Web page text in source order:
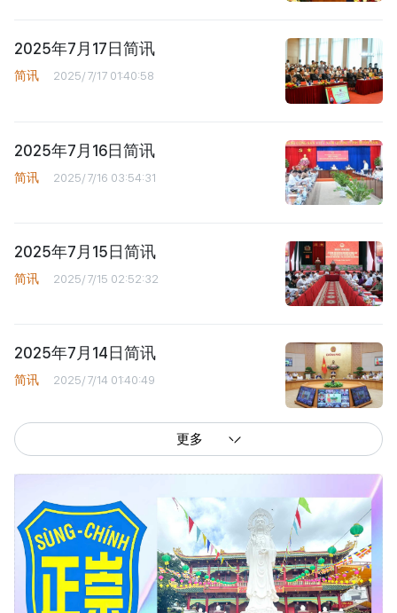
2025年7月17日简讯
简讯 2025/7/17 01:40:58
2025年7月16日简讯
简讯 2025/7/16 03:54:31
2025年7月15日简讯
简讯 2025/7/15 02:52:32
2025年7月14日简讯
简讯 2025/7/14 01:40:49
更多